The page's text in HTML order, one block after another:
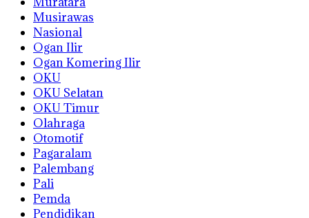
Musirawas
Nasional
Ogan Ilir
Ogan Komering Ilir
OKU
OKU Selatan
OKU Timur
Olahraga
Otomotif
Pagaralam
Palembang
Pali
Pemda
Pendidikan